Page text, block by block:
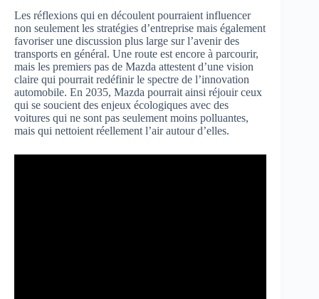
Les réflexions qui en découlent pourraient influencer
non seulement les stratégies d’entreprise mais également
favoriser une discussion plus large sur l’avenir des
transports en général. Une route est encore à parcourir,
mais les premiers pas de Mazda attestent d’une vision
claire qui pourrait redéfinir le spectre de l’innovation
automobile. En 2035, Mazda pourrait ainsi réjouir ceux
qui se soucient des enjeux écologiques avec des
voitures qui ne sont pas seulement moins polluantes,
mais qui nettoient réellement l’air autour d’elles.